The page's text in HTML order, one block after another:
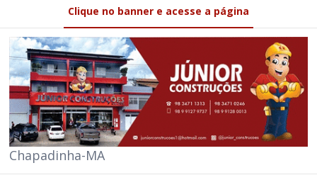
Clique no banner e acesse a página
Chapadinha-MA